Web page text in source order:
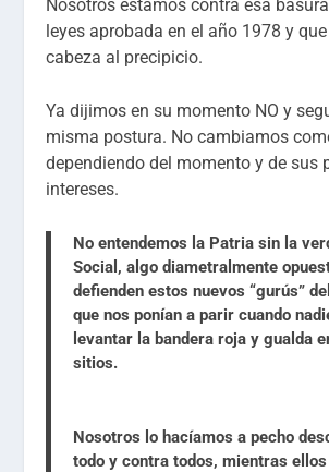
Nosotros estamos contra esa
leyes aprobada en el año 1978 y
cabeza al precipicio.
Ya dijimos en su momento NO y
misma postura. No cambiamos
dependiendo del momento y de sus
intereses.
No entendemos la Patria sin la
Social, algo diametralmente
defienden estos nuevos “gurús”
que nos ponían a parir cuando
levantar la bandera roja y gualda
sitios.
Nosotros lo hacíamos a pecho
todo y contra todos, mientras